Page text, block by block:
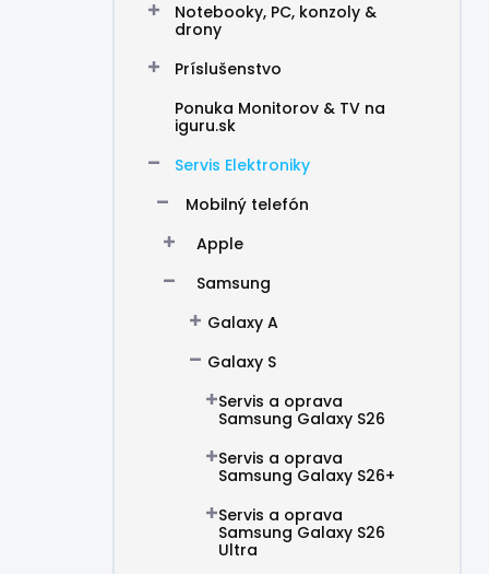
Notebooky, PC, konzoly &
drony
Príslušenstvo
Ponuka Monitorov & TV na
iguru.sk
Servis Elektroniky
Mobilný telefón
Apple
Samsung
Galaxy A
Galaxy S
Servis a oprava
Samsung Galaxy S26
Servis a oprava
Samsung Galaxy S26+
Servis a oprava
Samsung Galaxy S26
Ultra